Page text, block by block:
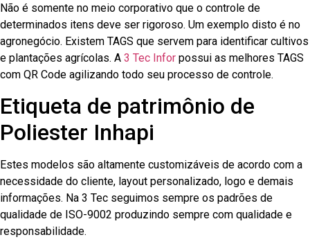
Não é somente no meio corporativo que o controle de
determinados itens deve ser rigoroso. Um exemplo disto é no
agronegócio. Existem TAGS que servem para identificar cultivos
e plantações agrícolas. A 3 Tec Infor possui as melhores TAGS
com QR Code agilizando todo seu processo de controle.
Etiqueta de patrimônio de
Poliester Inhapi
Estes modelos são altamente customizáveis de acordo com a
necessidade do cliente, layout personalizado, logo e demais
informações. Na 3 Tec seguimos sempre os padrões de
qualidade de ISO-9002 produzindo sempre com qualidade e
responsabilidade.